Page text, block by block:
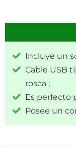
Incluye un
Cable USB
rosca ;
Es perfecto
Posee un